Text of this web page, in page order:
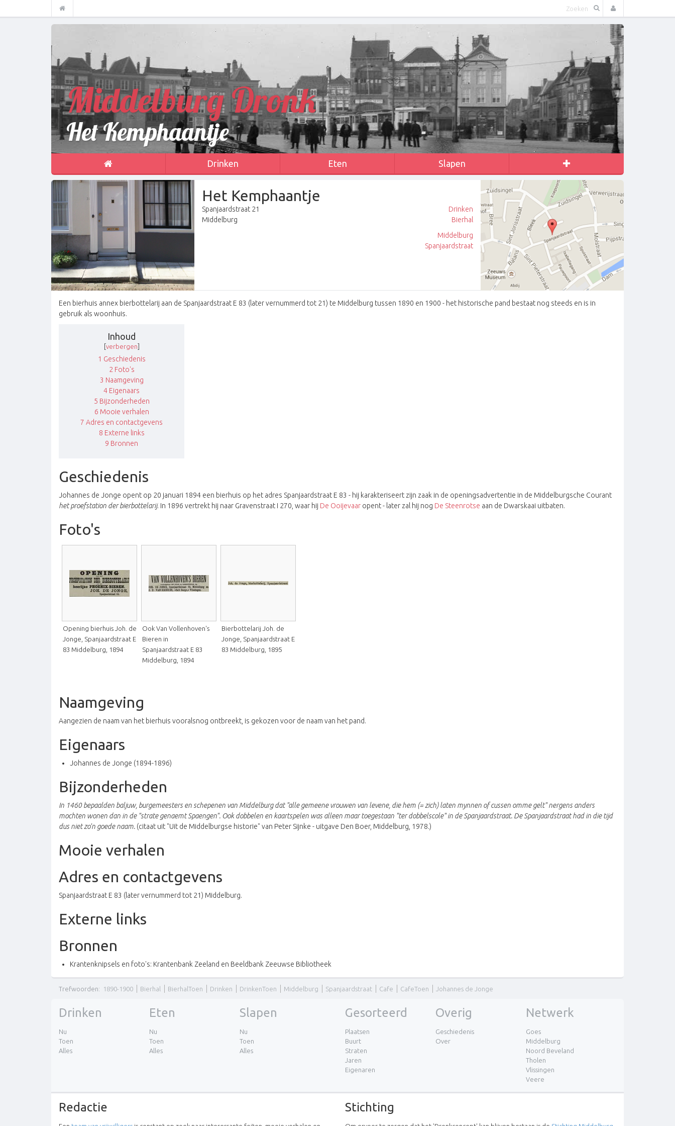
Middelburg Dronk
Het Kemphaantje
Drinken Eten Slapen
Het Kemphaantje
Spanjaardstraat 21
Middelburg
Drinken
Bierhal
Middelburg
Spanjaardstraat
Een bierhuis annex bierbottelarij aan de Spanjaardstraat E 83 (later vernummerd tot 21) te Middelburg tussen 1890 en 1900 - het historische pand bestaat nog steeds en is in
gebruik als woonhuis.
Inhoud
verbergen
1 Geschiedenis
2 Foto's
3 Naamgeving
4 Eigenaars
5 Bijzonderheden
6 Mooie verhalen
7 Adres en contactgevens
8 Externe links
9 Bronnen
Geschiedenis
Johannes de Jonge opent op 20 januari 1894 een bierhuis op het adres Spanjaardstraat E 83 - hij karakteriseert zijn zaak in de openingsadvertentie in de Middelburgsche Courant
het proefstation der bierbottelarij. In 1896 vertrekt hij naar Gravenstraat I 270, waar hij De Ooijevaar opent - later zal hij nog De Steenrotse aan de Dwarskaai uitbaten.
Foto's
Opening bierhuis Joh. de
Jonge, Spanjaardstraat E
83 Middelburg, 1894
Ook Van Vollenhoven's
Bieren in
Spanjaardstraat E 83
Middelburg, 1894
Bierbottelarij Joh. de
Jonge, Spanjaardstraat E
83 Middelburg, 1895
Naamgeving
Aangezien de naam van het bierhuis vooralsnog ontbreekt, is gekozen voor de naam van het pand.
Eigenaars
Johannes de Jonge (1894-1896)
Bijzonderheden
In 1460 bepaalden baljuw, burgemeesters en schepenen van Middelburg dat "alle gemeene vrouwen van levene, die hem (= zich) laten mynnen of cussen omme gelt" nergens anders
mochten wonen dan in de "strate genaemt Spaengen". Ook dobbelen en kaartspelen was alleen maar toegestaan "ter dobbelscole" in de Spanjaardstraat. De Spanjaardstraat had in die tijd
dus niet zo'n goede naam. (citaat uit "Uit de Middelburgse historie" van Peter Sijnke - uitgave Den Boer, Middelburg, 1978.)
Mooie verhalen
Adres en contactgevens
Spanjaardstraat E 83 (later vernummerd tot 21) Middelburg.
Externe links
Bronnen
Krantenknipsels en foto's: Krantenbank Zeeland en Beeldbank Zeeuwse Bibliotheek
Trefwoorden: 1890-1900 Bierhal BierhalToen Drinken DrinkenToen Middelburg Spanjaardstraat Cafe CafeToen Johannes de Jonge
Drinken
Nu
Toen
Alles
Eten
Nu
Toen
Alles
Slapen
Nu
Toen
Alles
Gesorteerd
Plaatsen
Buurt
Straten
Jaren
Eigenaren
Overig
Geschiedenis
Over
Netwerk
Goes
Middelburg
Noord Beveland
Tholen
Vlissingen
Veere
Redactie Stichting